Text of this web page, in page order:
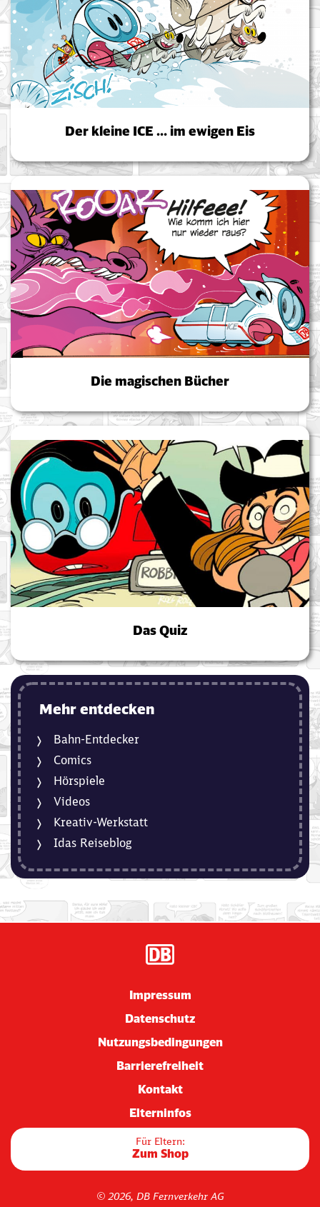
Der kleine ICE … im ewigen Eis
Die magischen Bücher
Das Quiz
Mehr entdecken
Bahn-Entdecker
Comics
Hörspiele
Videos
Kreativ-Werkstatt
Idas Reiseblog
Impressum
Datenschutz
Nutzungsbedingungen
Barrierefreiheit
Kontakt
Elterninfos
Für Eltern:
Zum Shop
© 2026, DB Fernverkehr AG